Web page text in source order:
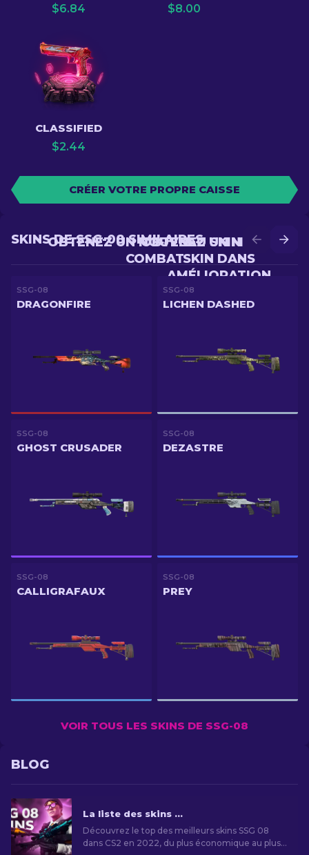
$6.84 $8.00
CLASSIFIED
$2.44
CRÉER VOTRE PROPRE CAISSE
OBTENEZ UN MEILLEUR
SKIN DANS
AMÉLIORATION
OBTENEZ UN NOUVEAU SKIN EN
COMBAT
SKINS DE SSG-08 SIMILAIRES
SSG-08
DRAGONFIRE
SSG-08
LICHEN DASHED
SSG-08
GHOST CRUSADER
SSG-08
DEZASTRE
SSG-08
CALLIGRAFAUX
SSG-08
PREY
VOIR TOUS LES SKINS DE SSG-08
BLOG
La liste des skins SSG 08 dans CS2 [2026]
Découvrez le top des meilleurs skins SSG 08
dans CS2 en 2022, du plus économique au plus